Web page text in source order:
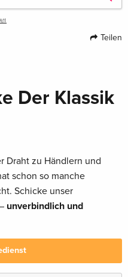
Teilen
Der Klassik
Draht zu Händlern und
schon so manche
Schicke unser
unverbindlich und